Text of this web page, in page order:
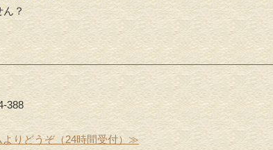
？
388
よりどうぞ（24時間受付）≫